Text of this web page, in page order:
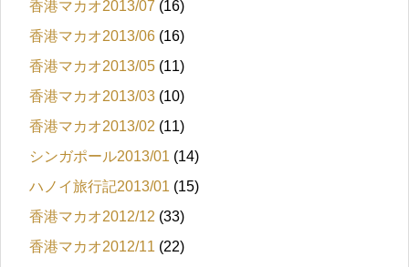
香港マカオ2013/07 (16)
香港マカオ2013/06 (16)
香港マカオ2013/05 (11)
香港マカオ2013/03 (10)
香港マカオ2013/02 (11)
シンガポール2013/01 (14)
ハノイ旅行記2013/01 (15)
香港マカオ2012/12 (33)
香港マカオ2012/11 (22)